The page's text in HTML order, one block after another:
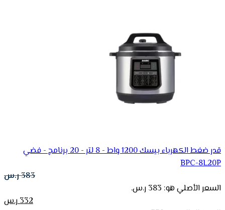
قدر ضغط الكهرباء بيسك 1200 واط - 8 لتر - 20 برنامج - فضي
BPC-8L20P
383ر.س
السعر الأصلي هو: 383 ر.س.
332ر.س